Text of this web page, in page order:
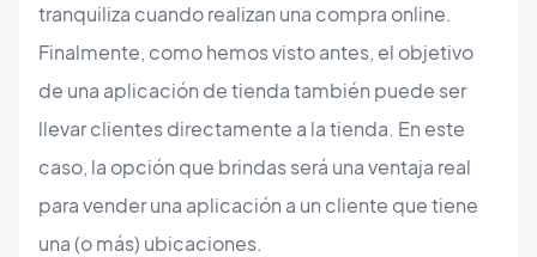
tranquiliza cuando realizan una compra online.
Finalmente, como hemos visto antes, el objetivo
de una aplicación de tienda también puede ser
llevar clientes directamente a la tienda. En este
caso, la opción que brindas será una ventaja real
para vender una aplicación a un cliente que tiene
una (o más) ubicaciones.